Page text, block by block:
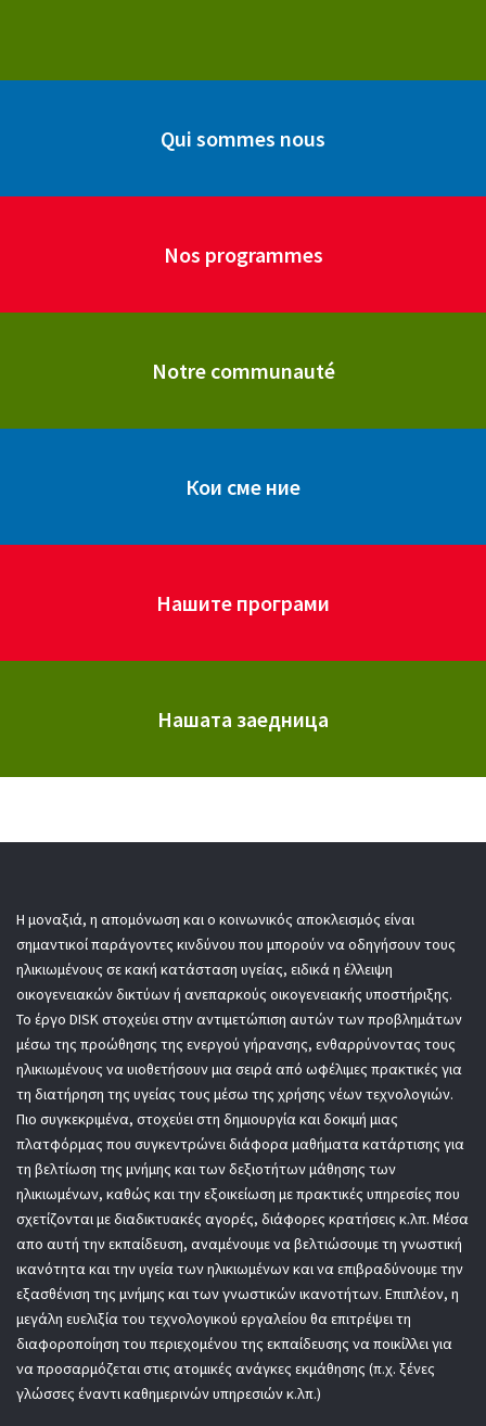
Qui sommes nous
Nos programmes
Notre communauté
Кои сме ние
Нашите програми
Нашата заедница
Η μοναξιά, η απομόνωση και ο κοινωνικός αποκλεισμός είναι
σημαντικοί παράγοντες κινδύνου που μπορούν να οδηγήσουν τους
ηλικιωμένους σε κακή κατάσταση υγείας, ειδικά η έλλειψη
οικογενειακών δικτύων ή ανεπαρκούς οικογενειακής υποστήριξης.
Το έργο DISK στοχεύει στην αντιμετώπιση αυτών των προβλημάτων
μέσω της προώθησης της ενεργού γήρανσης, ενθαρρύνοντας τους
ηλικιωμένους να υιοθετήσουν μια σειρά από ωφέλιμες πρακτικές για
τη διατήρηση της υγείας τους μέσω της χρήσης νέων τεχνολογιών.
Πιο συγκεκριμένα, στοχεύει στη δημιουργία και δοκιμή μιας
πλατφόρμας που συγκεντρώνει διάφορα μαθήματα κατάρτισης για
τη βελτίωση της μνήμης και των δεξιοτήτων μάθησης των
ηλικιωμένων, καθώς και την εξοικείωση με πρακτικές υπηρεσίες που
σχετίζονται με διαδικτυακές αγορές, διάφορες κρατήσεις κ.λπ. Μέσα
απο αυτή την εκπαίδευση, αναμένουμε να βελτιώσουμε τη γνωστική
ικανότητα και την υγεία των ηλικιωμένων και να επιβραδύνουμε την
εξασθένιση της μνήμης και των γνωστικών ικανοτήτων. Επιπλέον, η
μεγάλη ευελιξία του τεχνολογικού εργαλείου θα επιτρέψει τη
διαφοροποίηση του περιεχομένου της εκπαίδευσης να ποικίλλει για
να προσαρμόζεται στις ατομικές ανάγκες εκμάθησης (π.χ. ξένες
γλώσσες έναντι καθημερινών υπηρεσιών κ.λπ.)